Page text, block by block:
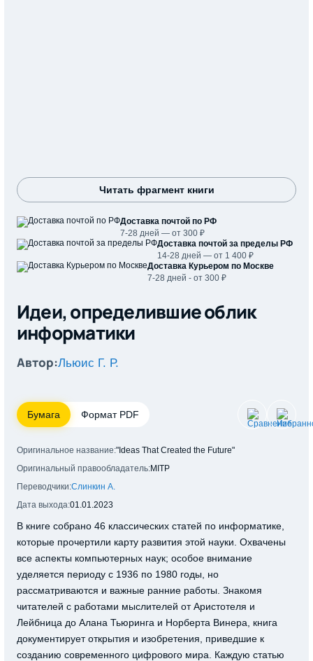
Читать фрагмент книги
Доставка почтой по РФ
7-28 дней — от 300 ₽
Доставка почтой за пределы РФ
14-28 дней — от 1 400 ₽
Доставка Курьером по Москве
7-28 дней - от 300 ₽
Идеи, определившие облик
информатики
Автор:Льюис Г. Р.
Бумага Формат PDF
Оригинальное название:"Ideas That Created the Future"
Оригинальный правообладатель:MITP
Переводчики:Слинкин А.
Дата выхода:01.01.2023
В книге собрано 46 классических статей по информатике,
которые прочертили карту развития этой науки. Охвачены
все аспекты компьютерных наук; особое внимание
уделяется периоду с 1936 по 1980 годы, но
рассматриваются и важные ранние работы. Знакомя
читателей с работами мыслителей от Аристотеля и
Лейбница до Алана Тьюринга и Норберта Винера, книга
документирует открытия и изобретения, приведшие к
созданию современного цифрового мира. Каждую статью